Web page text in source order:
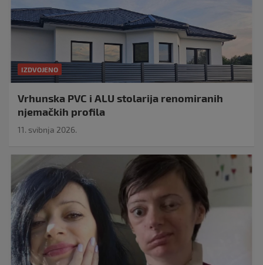
IZDVOJENO
Vrhunska PVC i ALU stolarija renomiranih
njemačkih profila
11. svibnja 2026.